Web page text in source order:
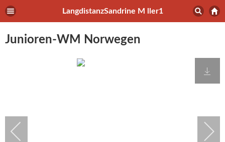
LangdistanzSandrine M ller1
Junioren-WM Norwegen